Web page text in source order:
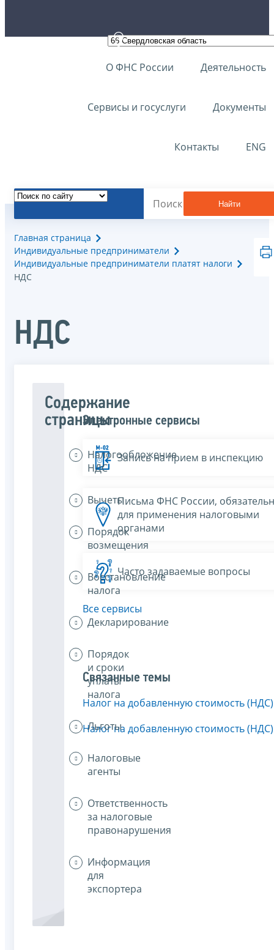
О ФНС России Деятельность
Сервисы и госуслуги Документы
Контакты ENG
Найти
Главная страница
Индивидуальные предприниматели
Индивидуальные предприниматели платят налоги
НДС
НДС
Содержание
страницы
Налогообложение
НДС
Вычеты
Порядок
возмещения
Восстановление
налога
Декларирование
Порядок
и сроки
уплаты
налога
Льготы
Налоговые
агенты
Ответственность
за налоговые
правонарушения
Информация
для
экспортера
Электронные сервисы
Запись на прием в инспекцию
Письма ФНС России,
для применения налоговыми
органами
Часто задаваемые вопросы
Все сервисы
Связанные темы
Налог на добавленную стоимость (НДС)
Налог на добавленную стоимость (НДС)